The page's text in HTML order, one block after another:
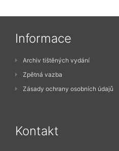
Informace
Archiv tištěných vydání
Zpětná vazba
Zásady ochrany osobních údajů
Kontakt